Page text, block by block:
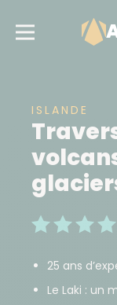
ISLANDE
25 ans
Le Laki : un